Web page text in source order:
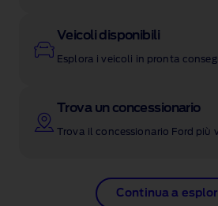
Veicoli disponibili
Esplora i veicoli in pronta
Trova un concessionario
Trova il concessionario Ford più
Continua a